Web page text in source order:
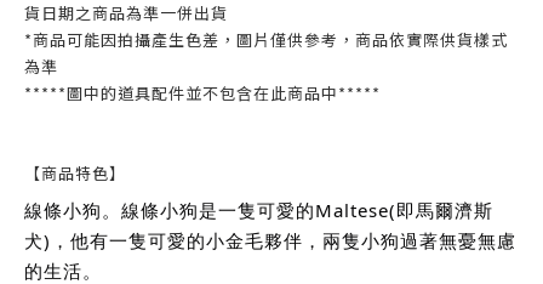
貨日期之商品為準一併出貨
*商品可能因拍攝產生色差，圖片僅供參考，商品依實際供貨樣式
為準
*****圖中的道具配件並不包含在此商品中*****
【商品特色】
線條小狗。線條小狗是一隻可愛的Maltese(即馬爾濟斯
犬)，他有一隻可愛的小金毛夥伴，兩隻小狗過著無憂無慮
的生活。